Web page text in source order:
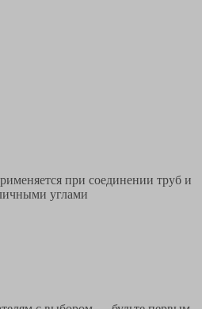
при соединении труб и
углами